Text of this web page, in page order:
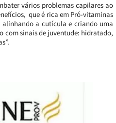
vários problemas capilares ao
que é rica em Pró-vitaminas
alinhando a cutícula e criando uma
com sinais de juventude: hidratado,